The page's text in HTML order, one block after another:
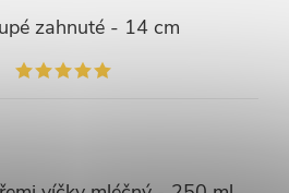
zahnuté - 14 cm